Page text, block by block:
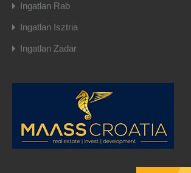
Ingatlan Rab
Ingatlan Isztria
Ingatlan Zadar